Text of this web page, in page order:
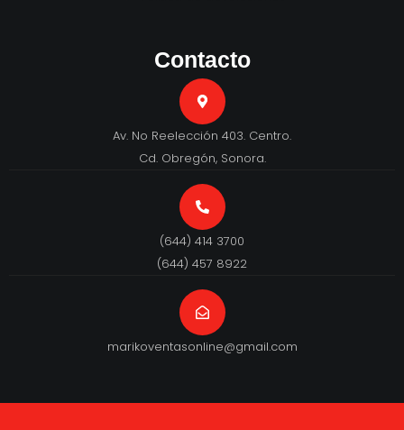
Contacto
Av. No Reelección 403. Centro.
Cd. Obregón, Sonora.
(644) 414 3700
(644) 457 8922
marikoventasonline@gmail.com